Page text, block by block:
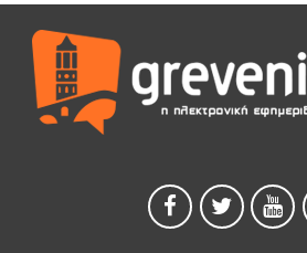
Καλοκαιριού 2026» με την βραβευμένη
Ανάσες».
5 Αυγούστου 2026
Γρεβενά: Συνελήφθη 18χρονος
εξοπλισμού γυμναστηρίου
5 Αυγούστου 2026